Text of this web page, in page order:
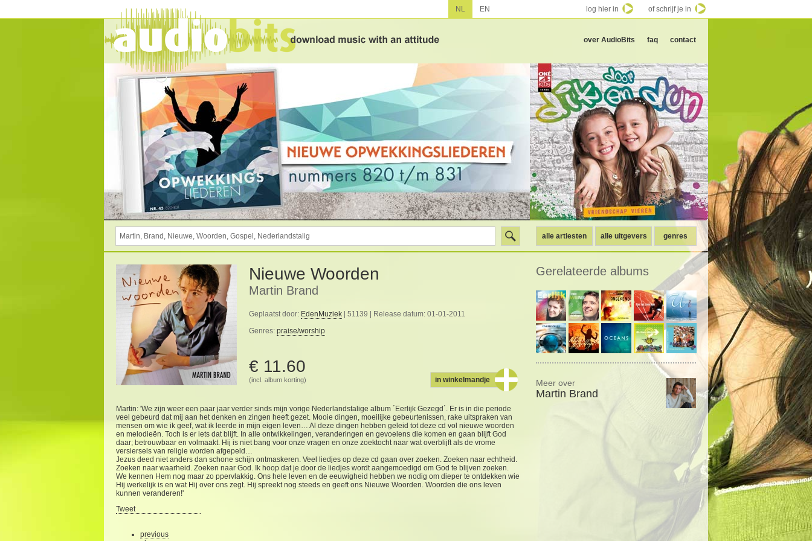
over AudioBits faq contact
alle artiesten alle uitgevers genres
Nieuwe Woorden
Martin Brand
Geplaatst door: EdenMuziek | 51139 | Release datum: 01-01-2011
Genres: praise/worship
€ 11.60
(incl. album korting) in winkelmandje
Martin: 'We zijn weer een paar jaar verder sinds mijn vorige Nederlandstalige album ´Eerlijk Gezegd´. Er is in die periode
veel gebeurd dat mij aan het denken en zingen heeft gezet. Mooie dingen, moeilijke gebeurtenissen, rake uitspraken van
mensen om wie ik geef, wat ik leerde in mijn eigen leven… Al deze dingen hebben geleid tot deze cd vol nieuwe woorden
en melodieën. Toch is er iets dat blijft. In alle ontwikkelingen, veranderingen en gevoelens die komen en gaan blijft God
daar; betrouwbaar en volmaakt. Hij is niet bang voor onze vragen en onze zoektocht naar wat overblijft als de vrome
versiersels van religie worden afgepeld…
Jezus deed niet anders dan schone schijn ontmaskeren. Veel liedjes op deze cd gaan over zoeken. Zoeken naar echtheid.
Zoeken naar waarheid. Zoeken naar God. Ik hoop dat je door de liedjes wordt aangemoedigd om God te blijven zoeken.
We kennen Hem nog maar zo ppervlakkig. Ons hele leven en de eeuwigheid hebben we nodig om dieper te ontdekken wie
Hij werkelijk is en wat Hij over ons zegt. Hij spreekt nog steeds en geeft ons Nieuwe Woorden. Woorden die ons leven
kunnen veranderen!'
Tweet
previous
Gerelateerde albums
Meer over
Martin Brand
NL EN log hier in of schrijf je in